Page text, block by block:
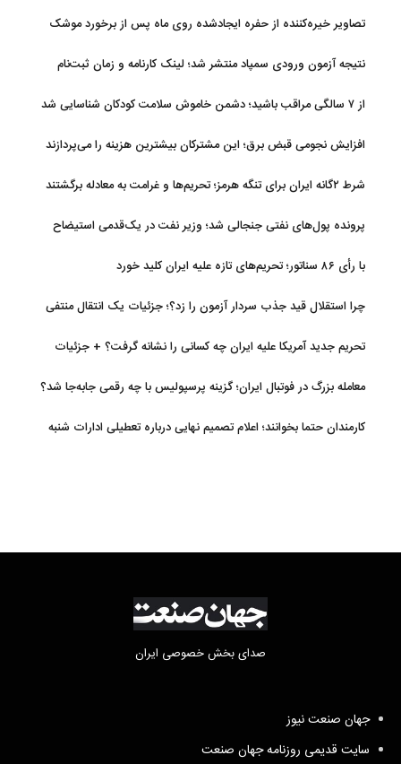
تصاویر خیره‌کننده از حفره ایجادشده روی ماه پس از برخورد موشک
نتیجه آزمون ورودی سمپاد منتشر شد؛ لینک کارنامه و زمان ثبت‌نام
از ۷ سالگی مراقب باشید؛ دشمن خاموش سلامت کودکان شناسایی شد
افزایش نجومی قبض برق؛ این مشترکان بیشترین هزینه را می‌پردازند
شرط ۲گانه ایران برای تنگه هرمز؛ تحریم‌ها و غرامت به معادله برگشتند
پرونده پول‌های نفتی جنجالی شد؛ وزیر نفت در یک‌قدمی استیضاح
با رأی ۸۶ سناتور؛ تحریم‌های تازه علیه ایران کلید خورد
چرا استقلال قید جذب سردار آزمون را زد؟؛ جزئیات یک انتقال منتفی
تحریم جدید آمریکا علیه ایران چه کسانی را نشانه گرفت؟ + جزئیات
معامله بزرگ در فوتبال ایران؛ گزینه پرسپولیس با چه رقمی جابه‌جا شد؟
کارمندان حتما بخوانند؛ اعلام تصمیم نهایی درباره تعطیلی ادارات شنبه
صدای بخش خصوصی ایران
جهان صنعت نیوز
سایت قدیمی روزنامه جهان صنعت